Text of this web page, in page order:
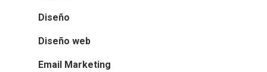
Diseño
Diseño web
Email Marketing